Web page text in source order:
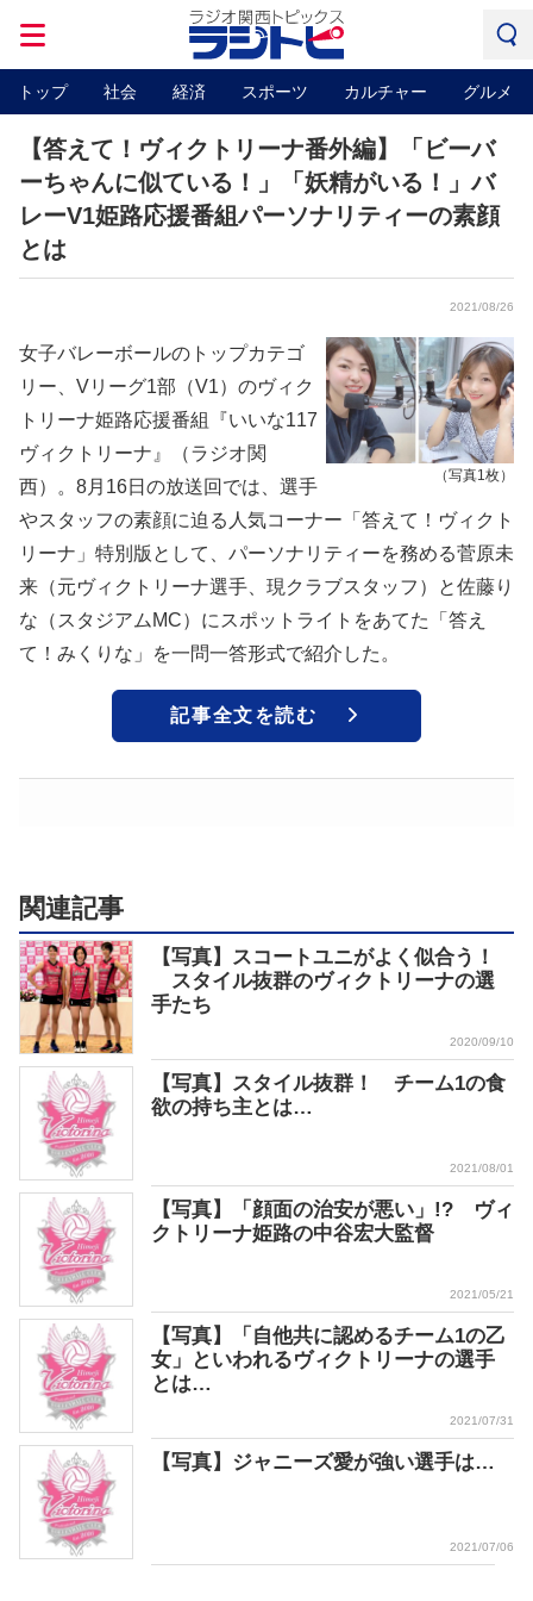
トップ 社会 経済 スポーツ カルチャー グルメ
【答えて！ヴィクトリーナ番外編】「ビーバ
ーちゃんに似ている！」「妖精がいる！」バ
レーV1姫路応援番組パーソナリティーの素顔
とは
2021/08/26
（写真1枚）
女子バレーボールのトップカテゴ
リー、Vリーグ1部（V1）のヴィク
トリーナ姫路応援番組『いいな117
ヴィクトリーナ』（ラジオ関
西）。8月16日の放送回では、選手
やスタッフの素顔に迫る人気コーナー「答えて！ヴィクト
リーナ」特別版として、パーソナリティーを務める菅原未
来（元ヴィクトリーナ選手、現クラブスタッフ）と佐藤り
な（スタジアムMC）にスポットライトをあてた「答え
て！みくりな」を一問一答形式で紹介した。
記事全文を読む
関連記事
【写真】スコートユニがよく似合う！
スタイル抜群のヴィクトリーナの選
手たち
2020/09/10
【写真】スタイル抜群！ チーム1の食
欲の持ち主とは…
2021/08/01
【写真】「顔面の治安が悪い」!? ヴィ
クトリーナ姫路の中谷宏大監督
2021/05/21
【写真】「自他共に認めるチーム1の乙
女」といわれるヴィクトリーナの選手
とは…
2021/07/31
【写真】ジャニーズ愛が強い選手は…
2021/07/06